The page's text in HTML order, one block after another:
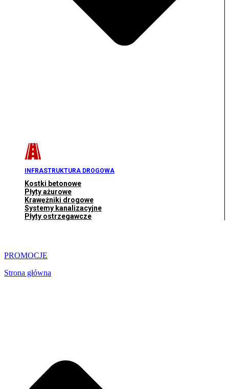
INFRASTRUKTURA DROGOWA
Kostki betonowe
Płyty ażurowe
Krawężniki drogowe
Systemy kanalizacyjne
Płyty ostrzegawcze
PROMOCJE
Strona główna